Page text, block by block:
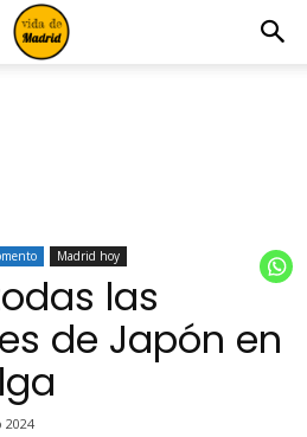
Madrid hoy
las
de Japón en
2024